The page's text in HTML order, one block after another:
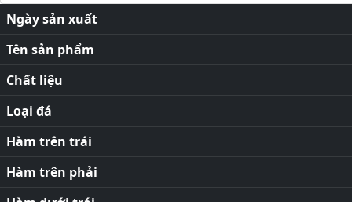
Ngày sản xuất
Tên sản phẩm
Chất liệu
Loại đá
Hàm trên trái
Hàm trên phải